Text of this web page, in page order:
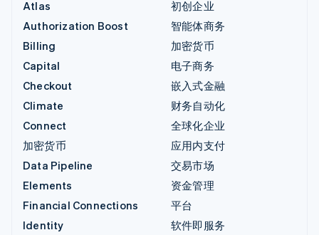
Atlas
Authorization Boost
Billing
Capital
Checkout
Climate
Connect
加密货币
Data Pipeline
Elements
Financial Connections
Identity
初创企业
智能体商务
加密货币
电子商务
嵌入式金融
财务自动化
全球化企业
应用内支付
交易市场
资金管理
平台
软件即服务